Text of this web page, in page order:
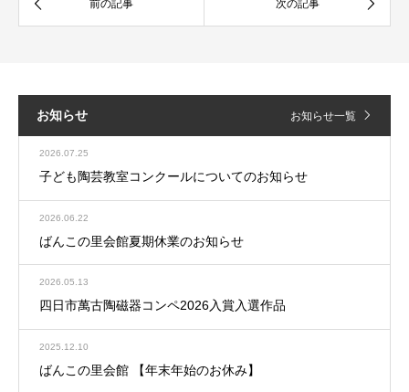
お知らせ お知らせ一覧
2026.07.25
子ども陶芸教室コンクールについてのお知らせ
2026.06.22
ばんこの里会館夏期休業のお知らせ
2026.05.13
四日市萬古陶磁器コンペ2026入賞入選作品
2025.12.10
ばんこの里会館 【年末年始のお休み】